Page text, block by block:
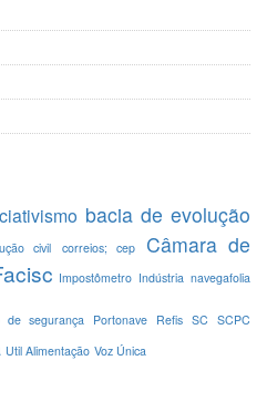
bacia de evolução
civil correios; cep
Câmara de
Impostômetro Indústria navegafolia
de segurança Portonave Refis SC SCPC
Util Alimentação Voz Única